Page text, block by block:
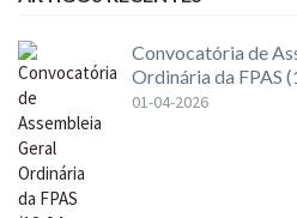
Convocatória de
Ordinária da FPAS
01-04-2026